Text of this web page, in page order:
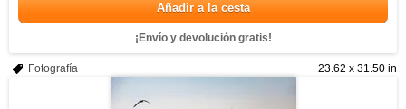
Añadir a la cesta
¡Envío y devolución gratis!
23.62 x 31.50 in
Fotografía